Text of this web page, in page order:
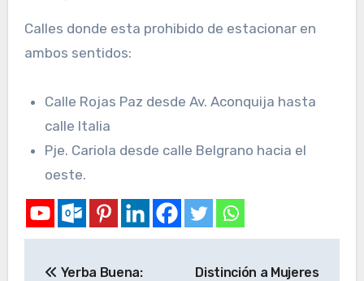
Calles donde esta prohibido de estacionar en
ambos sentidos:
Calle Rojas Paz desde Av. Aconquija hasta
calle Italia
Pje. Cariola desde calle Belgrano hacia el
oeste.
Yerba Buena:
Distinción a Mujeres